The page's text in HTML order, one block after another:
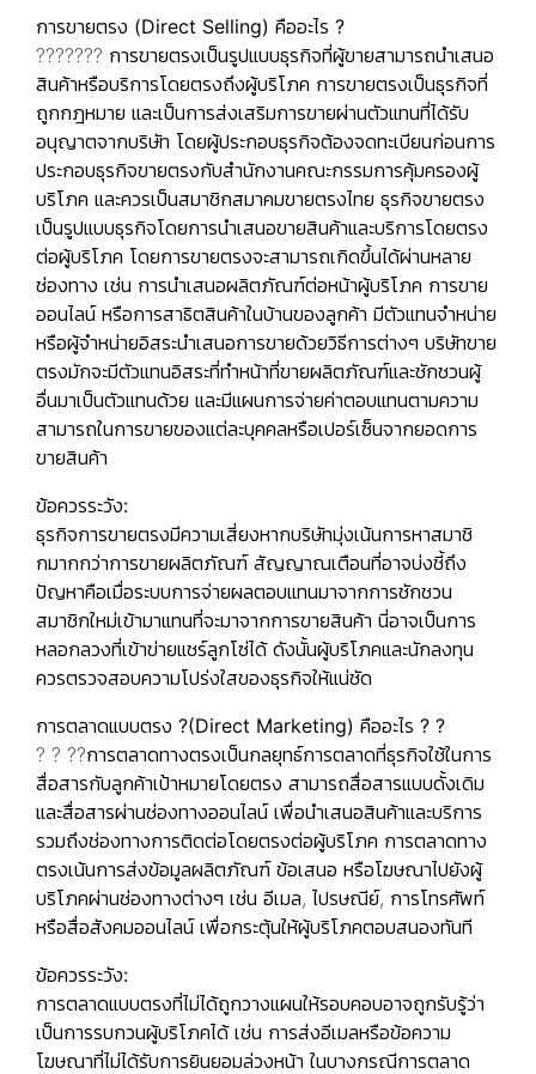
การขายตรง (Direct Selling) คืออะไร ?
??????? การขายตรงเป็นรูปแบบธุรกิจที่ผู้ขายสามารถนำเสนอ
สินค้าหรือบริการโดยตรงถึงผู้บริโภค การขายตรงเป็นธุรกิจที่
ถูกกฎหมาย และเป็นการส่งเสริมการขายผ่านตัวแทนที่ได้รับ
อนุญาตจากบริษัท โดยผู้ประกอบธุรกิจต้องจดทะเบียนก่อนการ
ประกอบธุรกิจขายตรงกับสำนักงานคณะกรรมการคุ้มครองผู้
บริโภค และควรเป็นสมาชิกสมาคมขายตรงไทย ธุรกิจขายตรง
เป็นรูปแบบธุรกิจโดยการนำเสนอขายสินค้าและบริการโดยตรง
ต่อผู้บริโภค โดยการขายตรงจะสามารถเกิดขึ้นได้ผ่านหลาย
ช่องทาง เช่น การนำเสนอผลิตภัณฑ์ต่อหน้าผู้บริโภค การขาย
ออนไลน์ หรือการสาธิตสินค้าในบ้านของลูกค้า มีตัวแทนจำหน่าย
หรือผู้จำหน่ายอิสระนำเสนอการขายด้วยวิธีการต่างๆ บริษัทขาย
ตรงมักจะมีตัวแทนอิสระที่ทำหน้าที่ขายผลิตภัณฑ์และชักชวนผู้
อื่นมาเป็นตัวแทนด้วย และมีแผนการจ่ายค่าตอบแทนตามความ
สามารถในการขายของแต่ละบุคคลหรือเปอร์เซ็นจากยอดการ
ขายสินค้า
ข้อควรระวัง:
ธุรกิจการขายตรงมีความเสี่ยงหากบริษัทมุ่งเน้นการหาสมาชิ
กมากกว่าการขายผลิตภัณฑ์ สัญญาณเตือนที่อาจบ่งชี้ถึง
ปัญหาคือเมื่อระบบการจ่ายผลตอบแทนมาจากการชักชวน
สมาชิกใหม่เข้ามาแทนที่จะมาจากการขายสินค้า นี่อาจเป็นการ
หลอกลวงที่เข้าข่ายแชร์ลูกโซ่ได้ ดังนั้นผู้บริโภคและนักลงทุน
ควรตรวจสอบความโปร่งใสของธุรกิจให้แน่ชัด
การตลาดแบบตรง ?(Direct Marketing) คืออะไร ? ?
? ? ??การตลาดทางตรงเป็นกลยุทธ์การตลาดที่ธุรกิจใช้ในการ
สื่อสารกับลูกค้าเป้าหมายโดยตรง สามารถสื่อสารแบบดั้งเดิม
และสื่อสารผ่านช่องทางออนไลน์ เพื่อนำเสนอสินค้าและบริการ
รวมถึงช่องทางการติดต่อโดยตรงต่อผู้บริโภค การตลาดทาง
ตรงเน้นการส่งข้อมูลผลิตภัณฑ์ ข้อเสนอ หรือโฆษณาไปยังผู้
บริโภคผ่านช่องทางต่างๆ เช่น อีเมล, ไปรษณีย์, การโทรศัพท์
หรือสื่อสังคมออนไลน์ เพื่อกระตุ้นให้ผู้บริโภคตอบสนองทันที
ข้อควรระวัง:
การตลาดแบบตรงที่ไม่ได้ถูกวางแผนให้รอบคอบอาจถูกรับรู้ว่า
เป็นการรบกวนผู้บริโภคได้ เช่น การส่งอีเมลหรือข้อความ
โฆษณาที่ไม่ได้รับการยินยอมล่วงหน้า ในบางกรณีการตลาด